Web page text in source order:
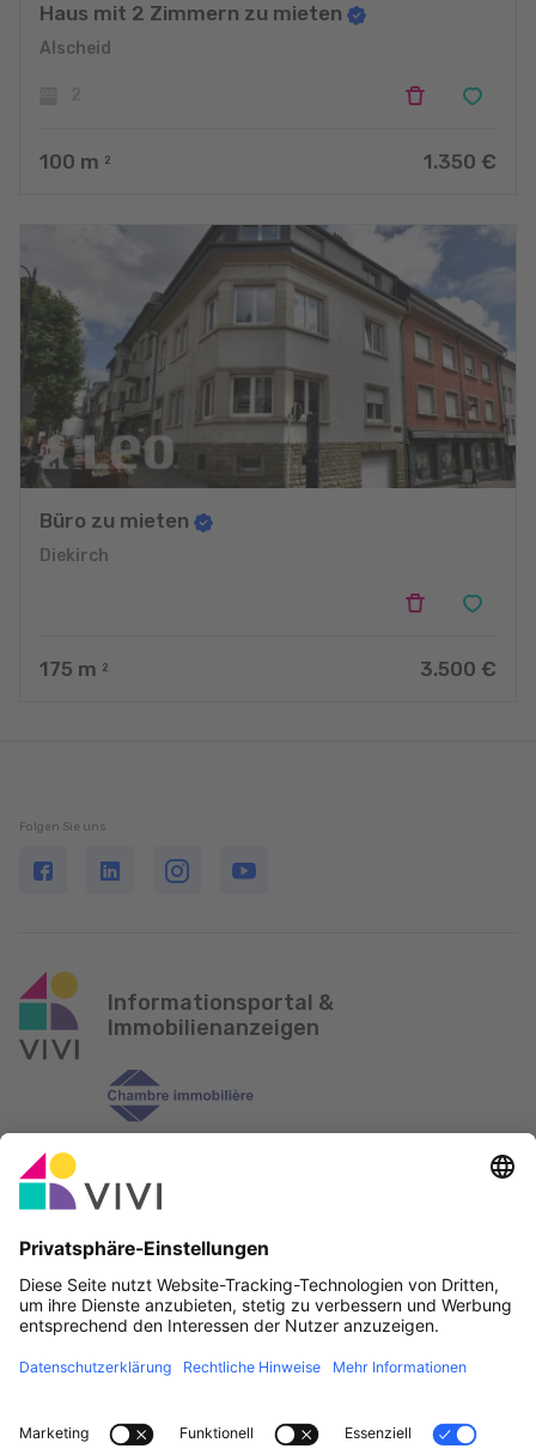
Haus mit 2 Zimmern zu mieten
Alscheid
100 m 2 1.350 €
Büro zu mieten
Diekirch
175 m 2 3.500 €
Folgen Sie uns
Informationsportal &
Immobilienanzeigen
Makler, werdet Mitglied!